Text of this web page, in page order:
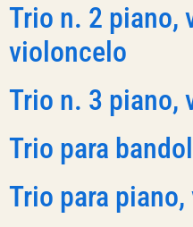
Trio n. 2 piano,
violoncelo
Trio n. 3 piano,
Trio para
Trio para